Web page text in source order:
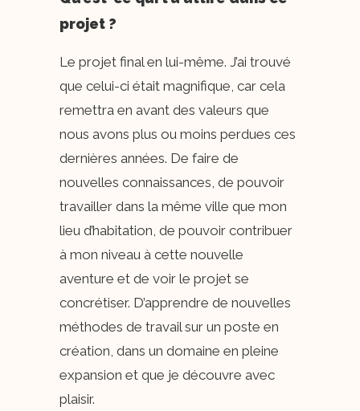
projet ?
Le projet final en lui-même. J’ai trouvé
que celui-ci était magnifique, car cela
remettra en avant des valeurs que
nous avons plus ou moins perdues ces
dernières années. De faire de
nouvelles connaissances, de pouvoir
travailler dans la même ville que mon
lieu d’habitation, de pouvoir contribuer
à mon niveau à cette nouvelle
aventure et de voir le projet se
concrétiser. D’apprendre de nouvelles
méthodes de travail sur un poste en
création, dans un domaine en pleine
expansion et que je découvre avec
plaisir.